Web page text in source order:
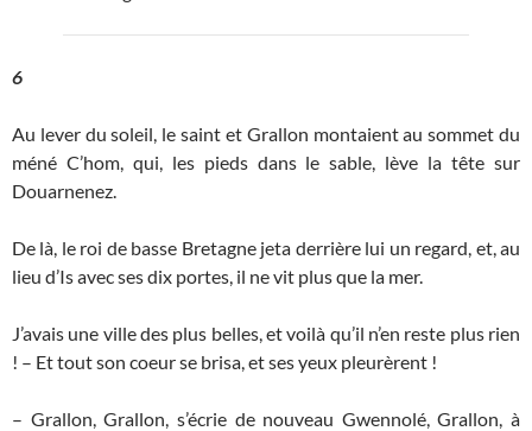
6
Au lever du soleil, le saint et Grallon montaient au sommet du
méné C’hom, qui, les pieds dans le sable, lève la tête sur
Douarnenez.
De là, le roi de basse Bretagne jeta derrière lui un regard, et, au
lieu d’Is avec ses dix portes, il ne vit plus que la mer.
J’avais une ville des plus belles, et voilà qu’il n’en reste plus rien
! – Et tout son coeur se brisa, et ses yeux pleurèrent !
– Grallon, Grallon, s’écrie de nouveau Gwennolé, Grallon, à